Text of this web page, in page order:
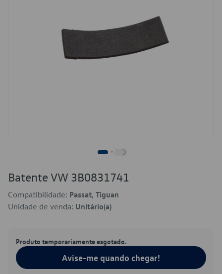
Batente VW 3B0831741
Compatibilidade: Passat, Tiguan
Unidade de venda: Unitário(a)
Produto temporariamente esgotado.
Avise-me quando chegar!